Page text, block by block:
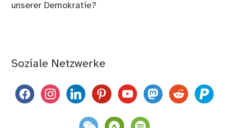
unserer Demokratie?
Soziale Netzwerke
facebookinstagramlinkedinpinterestyoutubemastodon
reddit paypal
weixin komootspotify